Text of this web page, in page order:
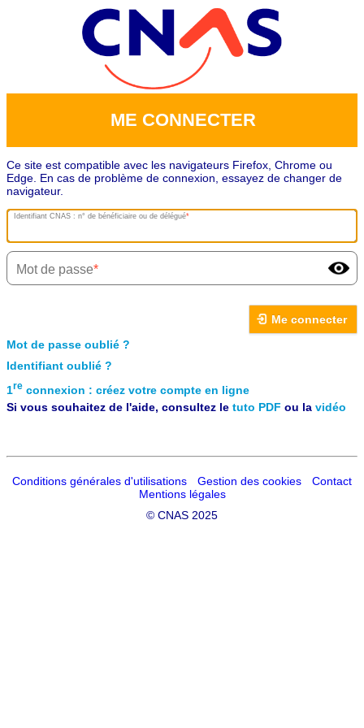
ME CONNECTER
Ce site est compatible avec les navigateurs Firefox, Chrome ou
Edge. En cas de problème de connexion, essayez de changer de
navigateur.
Identifiant CNAS : n° de bénéficiaire ou de délégué
Mot de passe
Me connecter
Mot de passe oublié ?
Identifiant oublié ?
1re connexion : créez votre compte en ligne
Si vous souhaitez de l'aide, consultez le tuto PDF ou la vidéo
Conditions générales d'utilisations Gestion des cookies
Contact
Mentions légales
© CNAS 2025